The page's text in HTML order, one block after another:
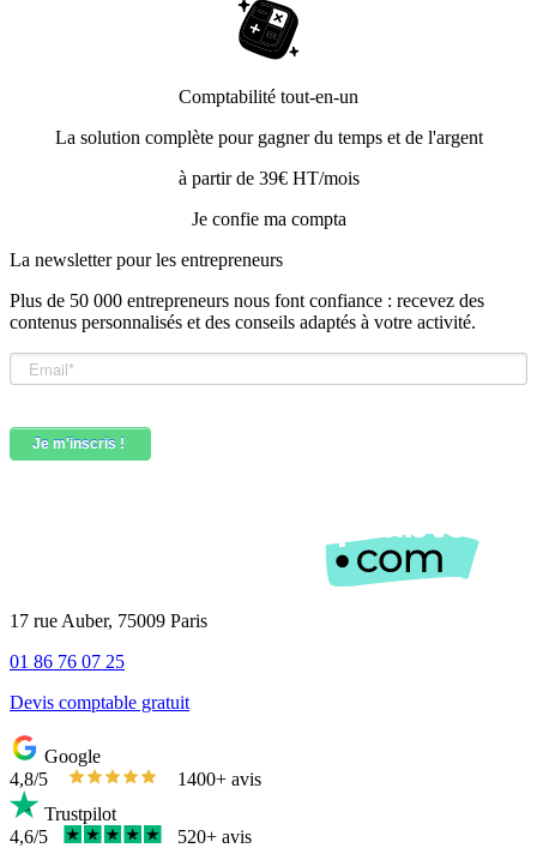
Comptabilité tout-en-un
La solution complète pour gagner du temps et de l'argent
à partir de 39€ HT/mois
Je confie ma compta
La newsletter pour les entrepreneurs
Plus de 50 000 entrepreneurs nous font confiance : recevez des
contenus personnalisés et des conseils adaptés à votre activité.
17 rue Auber, 75009 Paris
01 86 76 07 25
Devis comptable gratuit
Google
4,8/5
1400+ avis
Trustpilot
4,6/5
520+ avis